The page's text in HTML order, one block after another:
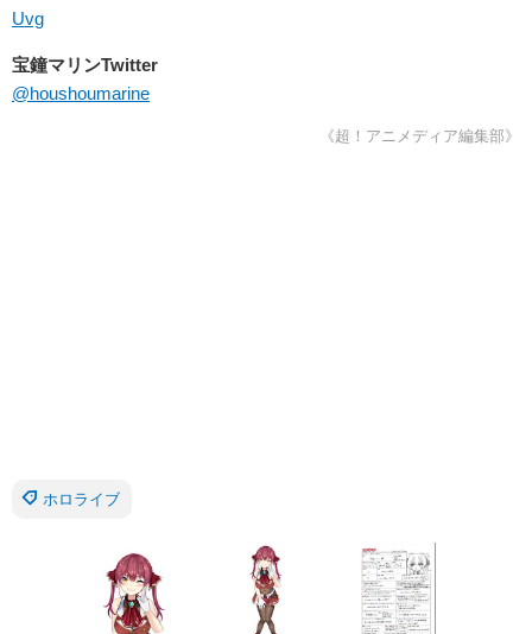
Uvg
宝鐘マリンTwitter
@houshoumarine
《超！アニメディア編集部》
ホロライブ